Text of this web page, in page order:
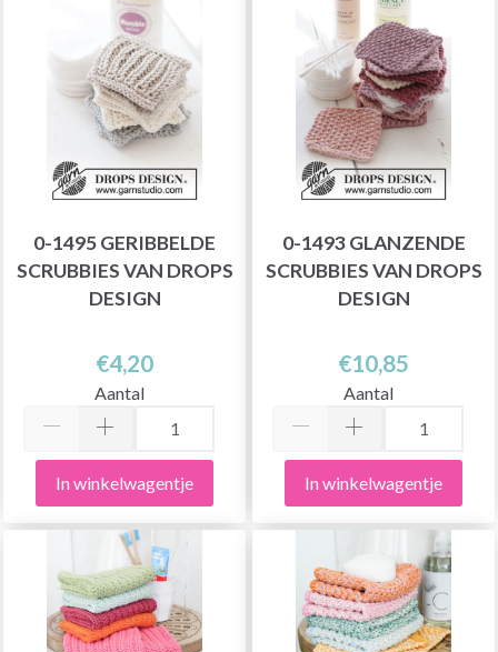
0-1495 GERIBBELDE
SCRUBBIES VAN DROPS
DESIGN
€4,20
Aantal
In winkelwagentje
0-1493 GLANZENDE
SCRUBBIES VAN DROPS
DESIGN
€10,85
Aantal
In winkelwagentje